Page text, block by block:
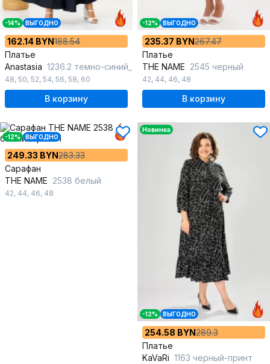
-14% ВЫГОДНО
162.14 BYN188.54
Платье
Anastasia 1236.2 темно-синий_
48, 50, 52, 54, 56, 58, 60
В корзину
-12% ВЫГОДНО
235.37 BYN267.47
Платье
THE NAME 2545 черный
42, 44, 46, 48
В корзину
-12% ВЫГОДНО
249.33 BYN283.33
Сарафан
THE NAME 2538 белый
42, 44, 46, 48
Новинка
-12% ВЫГОДНО
254.58 BYN289.3
Платье
KaVaRi 1163 черный-принт